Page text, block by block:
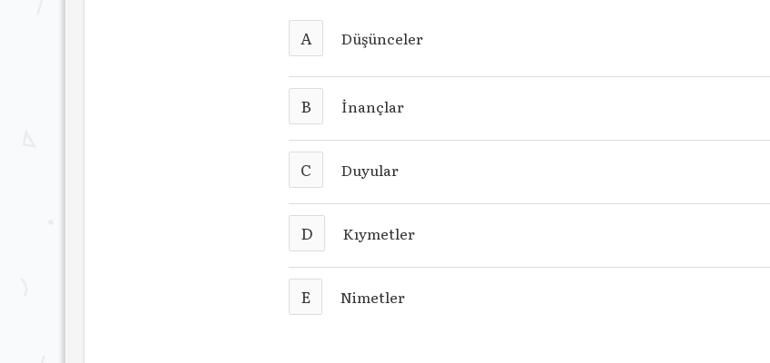
A Düşünceler
B İnançlar
C Duyular
D Kıymetler
E Nimetler